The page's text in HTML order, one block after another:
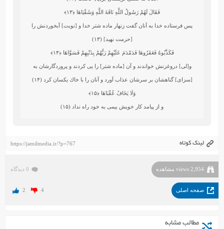
فَقَالَ لَهُمْ رَسُولُ اللَّهِ نَاقَةَ اللَّهِ وَسُقْيَاهَا ﴿۱۳﴾
پس فرستاده خدا به آنان گفت زنهار ماده‏ شتر خدا و [نوبت] آب‏خوردنش را
[حرمت نهيد] (۱۳)
فَكَذَّبُوهُ فَعَقَرُوهَا فَدَمْدَمَ عَلَيْهِمْ رَبُّهُمْ بِذَنْبِهِمْ فَسَوَّاهَا﴿۱۴﴾
و[لى] دروغزنش خواندند و آن [ماده‏ شتر] را پى كردند و پروردگارشان به
[سزاى] گناهشان بر سرشان عذاب آورد و آنان را با خاك يكسان كرد (۱۴)
وَلَا يَخَافُ عُقْبَاهَا ﴿۱۵﴾
و از پيامد كار خويش بيمى به خود راه نداد (۱۵)
لینک کوتاه https://jamilmedia.ir/?p=767
2,954 views مشاهده 0 دیدگاه
صفحه اصلی 2 4
مطالب مشابه